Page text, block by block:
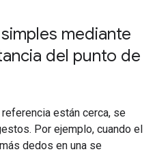
mediante
del punto de
están cerca, se
Por ejemplo, cuando el
dedos en una se